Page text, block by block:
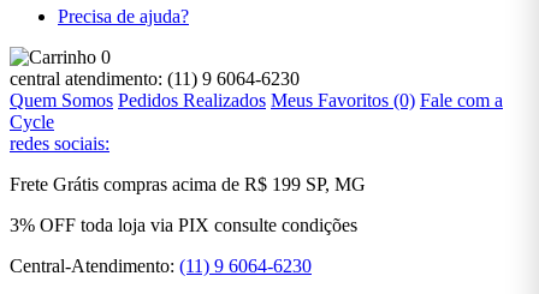
Precisa de ajuda?
0
central atendimento: (11) 9 6064-6230
Quem Somos Pedidos Realizados Meus Favoritos (0) Fale com a
Cycle
redes sociais:
Frete Grátis compras acima de R$ 199 SP, MG
3% OFF toda loja via PIX consulte condições
Central-Atendimento: (11) 9 6064-6230
H. P.
Lovecraft
Ficção,
Jane
Jorge